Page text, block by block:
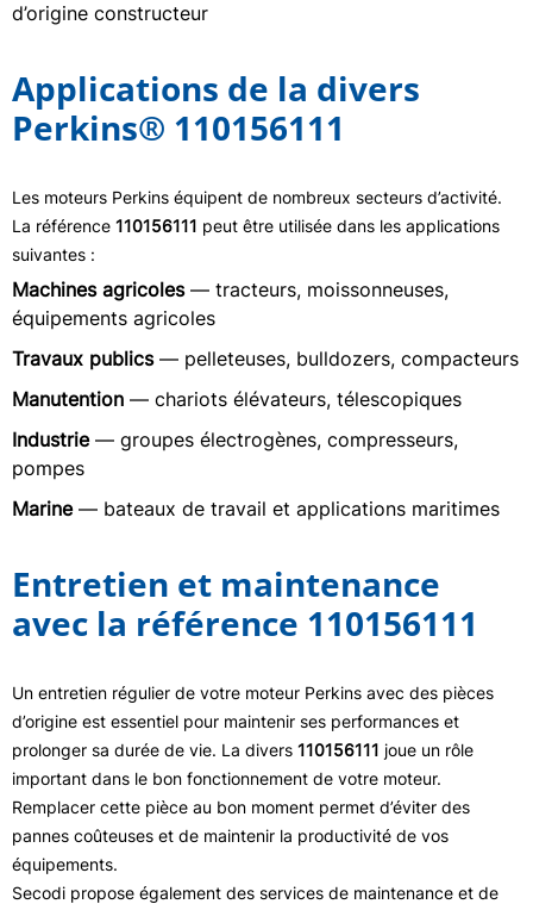
d’origine constructeur
Applications de la divers
Perkins® 110156111
Les moteurs Perkins équipent de nombreux secteurs d’activité.
La référence 110156111 peut être utilisée dans les applications
suivantes :
Machines agricoles— tracteurs, moissonneuses,
équipements agricoles
Travaux publics— pelleteuses, bulldozers, compacteurs
Manutention — chariots élévateurs, télescopiques
Industrie— groupes électrogènes, compresseurs,
pompes
Marine— bateaux de travail et applications maritimes
Entretien et maintenance
avec la référence 110156111
Un entretien régulier de votre moteur Perkins avec des pièces
d’origine est essentiel pour maintenir ses performances et
prolonger sa durée de vie. La divers 110156111 joue un rôle
important dans le bon fonctionnement de votre moteur.
Remplacer cette pièce au bon moment permet d’éviter des
pannes coûteuses et de maintenir la productivité de vos
équipements.
Secodi propose également des services de maintenance et de